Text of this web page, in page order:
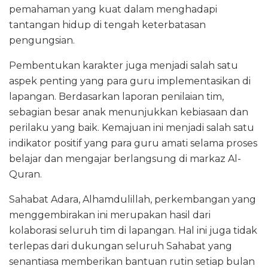
pemahaman yang kuat dalam menghadapi
tantangan hidup di tengah keterbatasan
pengungsian.
Pembentukan karakter juga menjadi salah satu
aspek penting yang para guru implementasikan di
lapangan. Berdasarkan laporan penilaian tim,
sebagian besar anak menunjukkan kebiasaan dan
perilaku yang baik. Kemajuan ini menjadi salah satu
indikator positif yang para guru amati selama proses
belajar dan mengajar berlangsung di markaz Al-
Quran.
Sahabat Adara, Alhamdulillah, perkembangan yang
menggembirakan ini merupakan hasil dari
kolaborasi seluruh tim di lapangan. Hal ini juga tidak
terlepas dari dukungan seluruh Sahabat yang
senantiasa memberikan bantuan rutin setiap bulan